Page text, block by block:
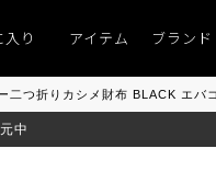
9％「マンスリーポイントキャンペ
り アイテム ブランド
二つ折りカシメ財布 BLACK エバ
中